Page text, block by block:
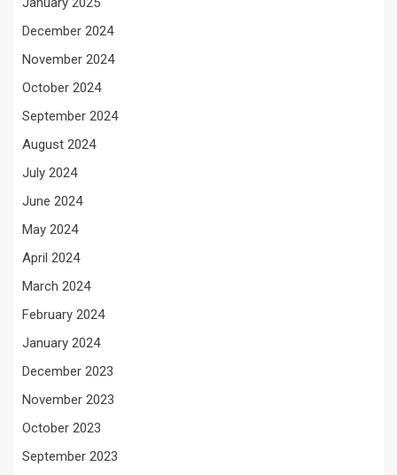
December 2024
November 2024
October 2024
September 2024
August 2024
July 2024
June 2024
May 2024
April 2024
March 2024
February 2024
January 2024
December 2023
November 2023
October 2023
September 2023